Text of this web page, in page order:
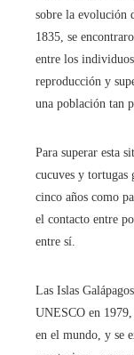
sobre la evolución
1835, se
entre los
reproducción y
una población tan
Para superar esta
cucuves y tortugas
cinco años como
el contacto entre
entre sí.
Las Islas
UNESCO en 1979,
en el mundo, y se